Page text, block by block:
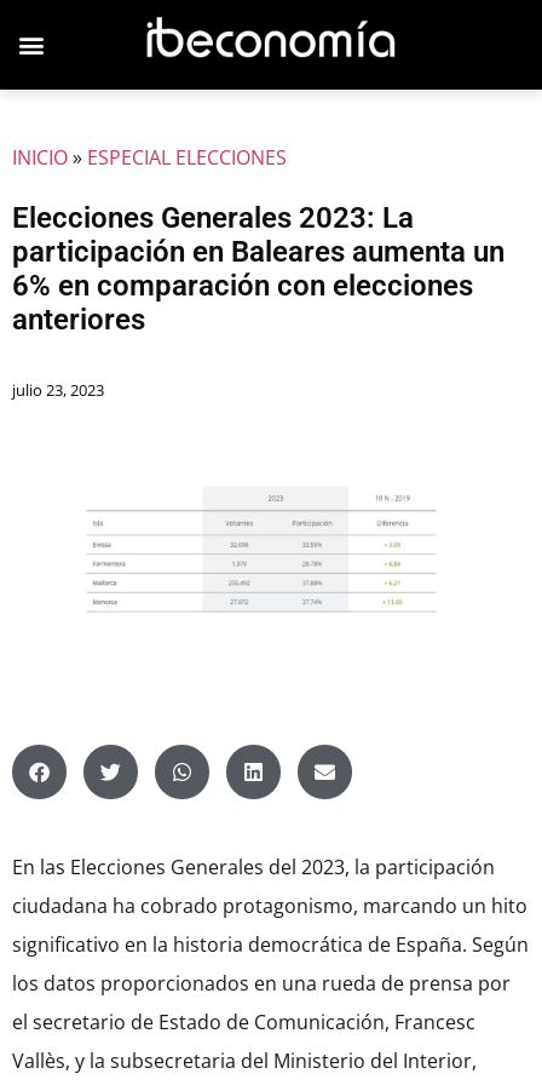
INICIO» ESPECIAL ELECCIONES
Elecciones Generales 2023: La
participación en Baleares aumenta un
6% en comparación con elecciones
anteriores
julio 23, 2023
En las Elecciones Generales del 2023, la participación
ciudadana ha cobrado protagonismo, marcando un hito
significativo en la historia democrática de España. Según
los datos proporcionados en una rueda de prensa por
el secretario de Estado de Comunicación, Francesc
Vallès, y la subsecretaria del Ministerio del Interior,